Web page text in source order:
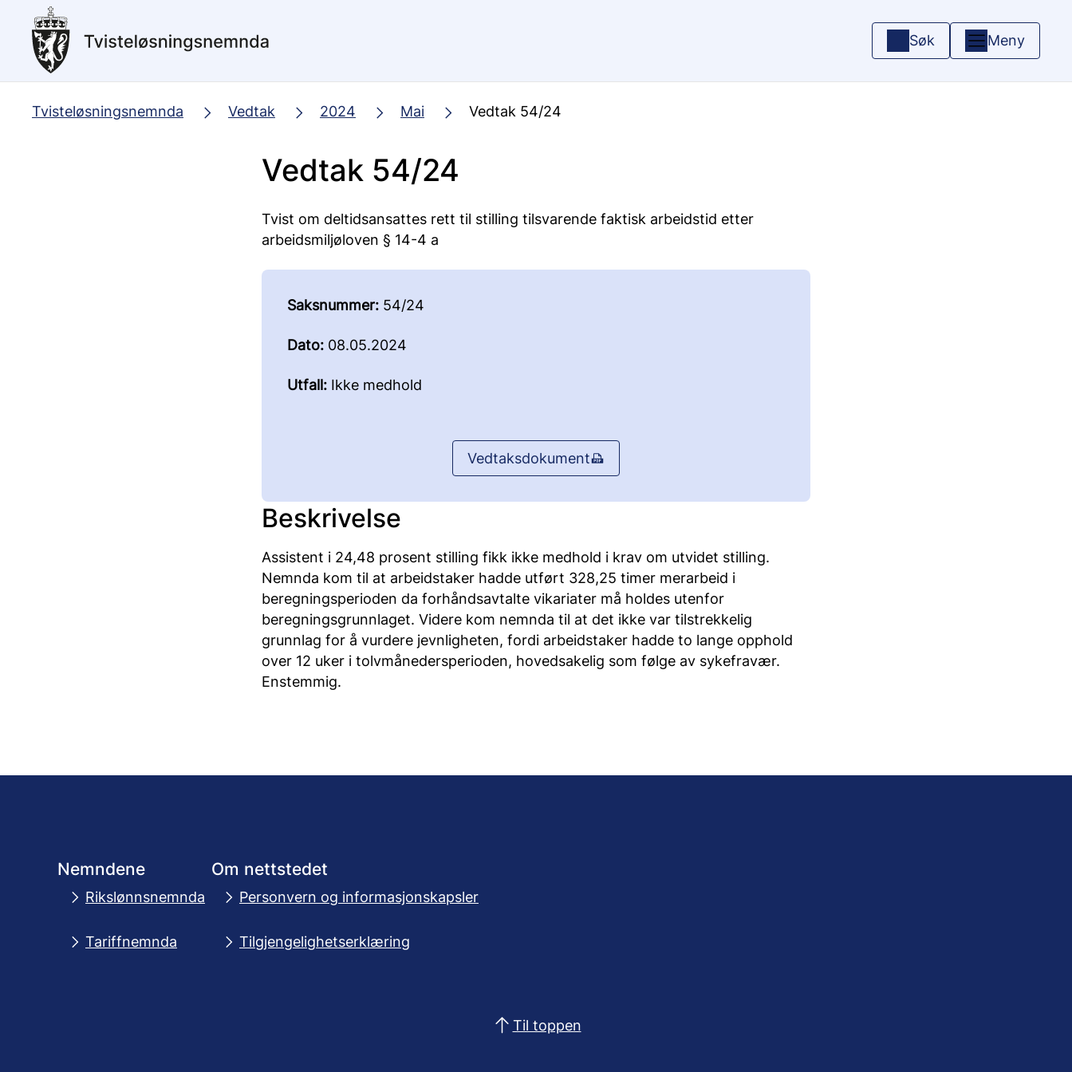
hovedinnhold
Søk Meny
Tvisteløsningsnemnda Vedtak 2024 Mai Vedtak 54/24
Vedtak 54/24
Tvist om deltidsansattes rett til stilling tilsvarende faktisk arbeidstid etter
arbeidsmiljøloven § 14-4 a
Saksnummer: 54/24
Dato: 08.05.2024
Utfall: Ikke medhold
Vedtaksdokument
Beskrivelse
Assistent i 24,48 prosent stilling fikk ikke medhold i krav om utvidet stilling.
Nemnda kom til at arbeidstaker hadde utført 328,25 timer merarbeid i
beregningsperioden da forhåndsavtalte vikariater må holdes utenfor
beregningsgrunnlaget. Videre kom nemnda til at det ikke var tilstrekkelig
grunnlag for å vurdere jevnligheten, fordi arbeidstaker hadde to lange opphold
over 12 uker i tolvmånedersperioden, hovedsakelig som følge av sykefravær.
Enstemmig.
Nemndene
Rikslønnsnemnda
Tariffnemnda
Om nettstedet
Personvern og informasjonskapsler
Tilgjengelighetserklæring
Til toppen